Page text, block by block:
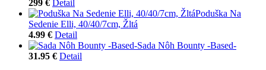
299 € Detail
Poduška Na
Sedenie Elli, 40/40/7cm, Žltá
4.99 € Detail
Sada Nôh Bounty -Based-
31.95 € Detail